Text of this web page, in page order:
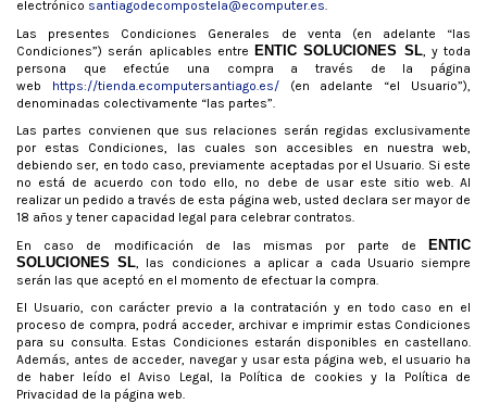
electrónico santiagodecompostela@ecomputer.es.
Las presentes Condiciones Generales de venta (en adelante “las
Condiciones”) serán aplicables entre ENTIC SOLUCIONES SL, y toda
persona que efectúe una compra a través de la página
web https://tienda.ecomputersantiago.es/(en adelante “el Usuario”),
denominadas colectivamente “las partes”.
Las partes convienen que sus relaciones serán regidas exclusivamente
por estas Condiciones, las cuales son accesibles en nuestra web,
debiendo ser, en todo caso, previamente aceptadas por el Usuario. Si este
no está de acuerdo con todo ello, no debe de usar este sitio web. Al
realizar un pedido a través de esta página web, usted declara ser mayor de
18 años y tener capacidad legal para celebrar contratos.
En caso de modificación de las mismas por parte de
ENTIC
SOLUCIONES SL , las condiciones a aplicar a cada Usuario siempre
serán las que aceptó en el momento de efectuar la compra.
El Usuario, con carácter previo a la contratación y en todo caso en el
proceso de compra, podrá acceder, archivar e imprimir estas Condiciones
para su consulta. Estas Condiciones estarán disponibles en castellano.
Además, antes de acceder, navegar y usar esta página web, el usuario ha
de haber leído el Aviso Legal, la Política de cookies y la Política de
Privacidad de la página web.